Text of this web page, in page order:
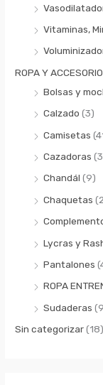
Vitaminas,
ROPA Y
Bolsas y
Calzado (3)
Camisetas
Cazadoras
Chandál (9)
Chaquetas
Lycras y
Pantalones
ROPA
Sudaderas
Sin categorizar(18)